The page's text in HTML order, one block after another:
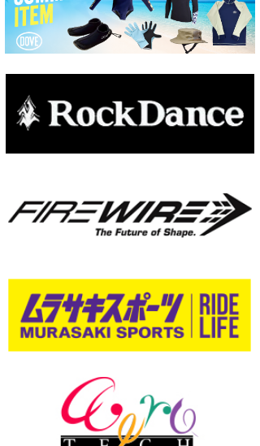
SancheZ
ゴン
米山予報士
wanda
Mr.K